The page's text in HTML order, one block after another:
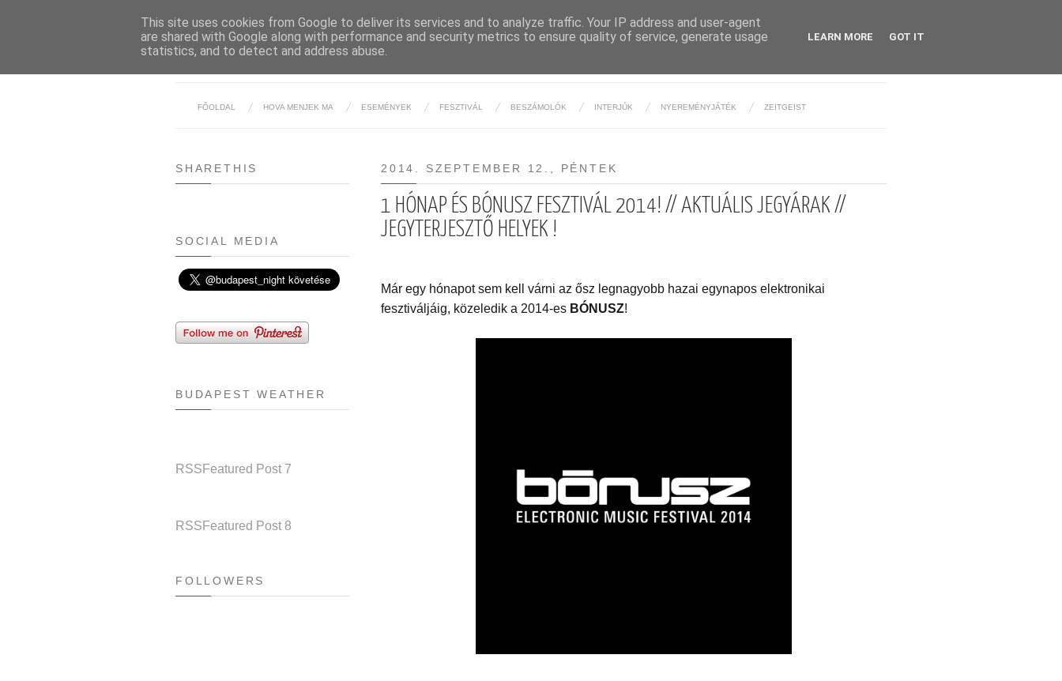
BUDAPESTI ÉJSZAKA
FŐOLDAL HOVA MENJEK MA ESEMÉNYEK FESZTIVÁL BESZÁMOLÓK INTERJÚK NYEREMÉNYJÁTÉK ZEITGEIST
2014. SZEPTEMBER 12., PÉNTEK
1 HÓNAP ÉS BÓNUSZ FESZTIVÁL 2014! // AKTUÁLIS JEGYÁRAK //
JEGYTERJESZTŐ HELYEK !
Már egy hónapot sem kell várni az ősz legnagyobb hazai egynapos elektronikai
fesztiváljáig, közeledik a 2014-es BÓNUSZ!
SHARETHIS
SOCIAL MEDIA
BUDAPEST WEATHER
RSS Featured Post 7
RSS Featured Post 8
FOLLOWERS
This site uses cookies from Google to deliver its services and to analyze traffic. Your IP address and user-agent
are shared with Google along with performance and security metrics to ensure quality of service, generate usage
statistics, and to detect and address abuse.
LEARN MORE GOT IT